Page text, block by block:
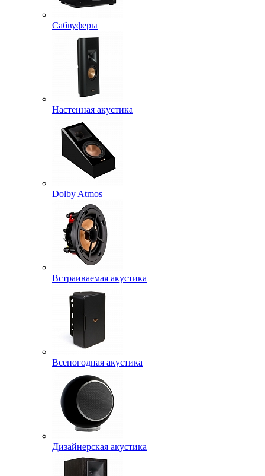
Сабвуферы
Настенная акустика
Dolby Atmos
Встраиваемая акустика
Всепогодная акустика
Дизайнерская акустика